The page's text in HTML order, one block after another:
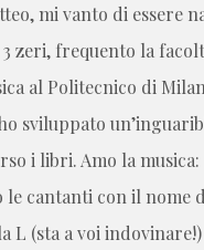
mi vanto di essere
zeri, frequento la
al Politecnico di
sviluppato
i libri. Amo la musica:
le cantanti con il nome
L (sta a voi